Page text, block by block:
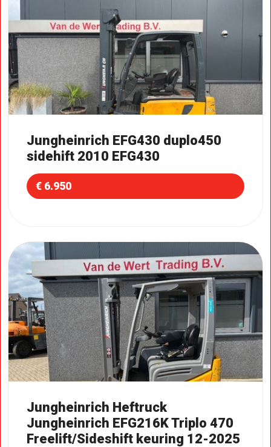
Jungheinrich EFG430 duplo450
sidehift 2010 EFG430
€ 6.950
Jungheinrich Heftruck
Jungheinrich EFG216K Triplo 470
Freelift/Sideshift keuring 12-2025